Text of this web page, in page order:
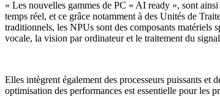
« Les nouvelles gammes de PC « AI ready », sont
temps réel, et ce grâce notamment à des Unités de
traditionnels, les NPUs sont des composants matériels
vocale, la vision par ordinateur et le traitement du
Elles intègrent également des processeurs puissants et
optimisation des performances est essentielle pour les